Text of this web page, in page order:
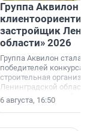
Группа Аквилон
застройщик
области» 2026
Группа Аквилон стала
победителей конкурса
строительная
Ленинградской области
номинации «Самый
застройщик
области».
6 августа, 16:50